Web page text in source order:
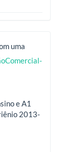
uma
e A1
2013-